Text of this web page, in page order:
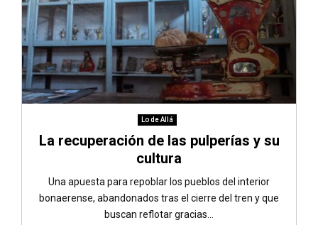
Lo de Allá
La recuperación de las pulperías y su
cultura
Una apuesta para repoblar los pueblos del interior
bonaerense, abandonados tras el cierre del tren y que
buscan reflotar gracias...